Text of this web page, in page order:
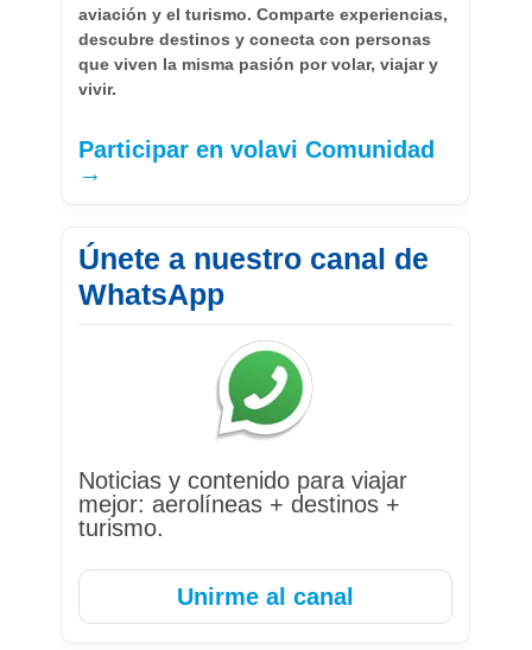
aviación y el turismo. Comparte experiencias,
descubre destinos y conecta con personas
que viven la misma pasión por volar, viajar y
vivir.
Participar en volavi Comunidad
→
Únete a nuestro canal de
WhatsApp
Noticias y contenido para viajar
mejor: aerolíneas + destinos +
turismo.
Unirme al canal